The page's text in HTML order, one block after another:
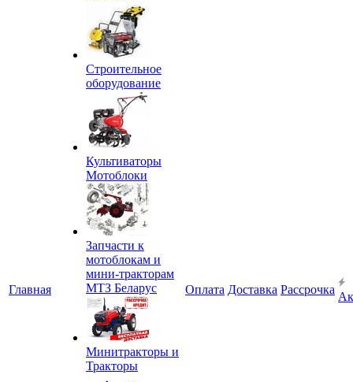
Главная
Строительное
оборудование
Культиваторы
Мотоблоки
Запчасти к
мотоблокам и
мини-тракторам
МТЗ Беларус
Минитракторы и
Тракторы
Оплата Доставка Рассрочка